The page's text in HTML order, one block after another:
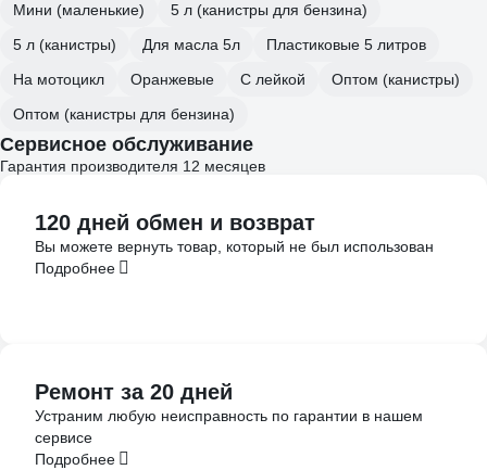
Мини (маленькие)
5 л (канистры для бензина)
5 л (канистры)
Для масла 5л
Пластиковые 5 литров
На мотоцикл
Оранжевые С лейкой
Оптом (канистры)
Оптом (канистры для бензина)
Сервисное обслуживание
Гарантия производителя 12 месяцев
120 дней обмен и возврат
Вы можете вернуть товар, который не был использован
Подробнее
Ремонт за 20 дней
Устраним любую неисправность по гарантии в нашем
сервисе
Подробнее